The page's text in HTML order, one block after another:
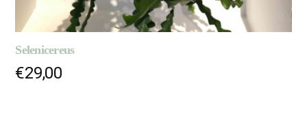
Selenicereus
€29,00